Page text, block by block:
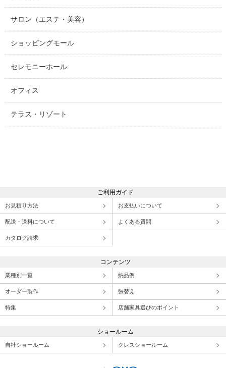
サロン（エステ・美容）
ショッピングモール
セレモニーホール
オフィス
テラス・リゾート
ご利用ガイド
お見積り方法 お支払いについて
配送・送料について よくある質問
カタログ請求
コンテンツ
業種別一覧 納品例
オーダー製作 張替え
特集 店舗家具選びのポイント
ショールーム
自社ショールーム クレスショールーム